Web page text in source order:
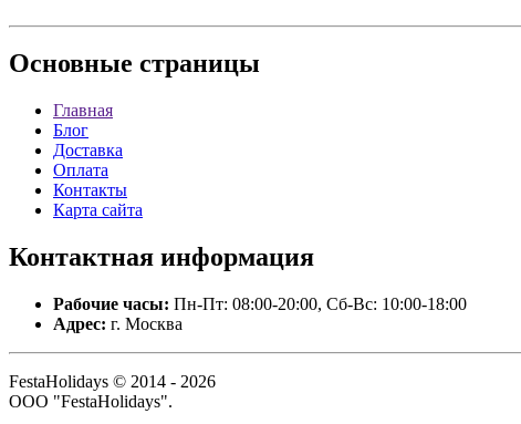
Основные страницы
Главная
Блог
Доставка
Оплата
Контакты
Карта сайта
Контактная информация
Рабочие часы: Пн-Пт: 08:00-20:00, Сб-Вс: 10:00-18:00
Адрес: г. Москва
FestaHolidays © 2014 - 2026
ООО "FestaHolidays".